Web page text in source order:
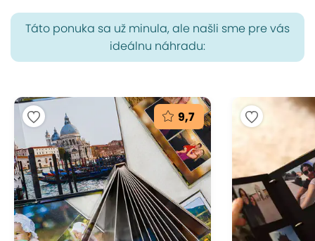
Táto ponuka sa už minula, ale našli sme pre vás
ideálnu náhradu:
9,7